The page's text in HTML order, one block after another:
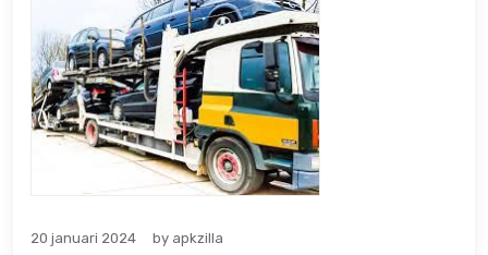
20 januari 2024 by apkzilla